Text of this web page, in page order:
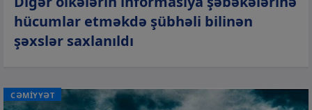
hücumlar etməkdə şübhəli bilinən
şəxslər saxlanıldı
CƏMİYYƏT